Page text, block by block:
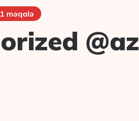
1 məqalə
@az